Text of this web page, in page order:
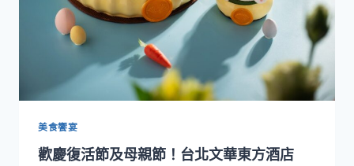
美食饗宴
歡慶復活節及母親節！台北文華東方酒店